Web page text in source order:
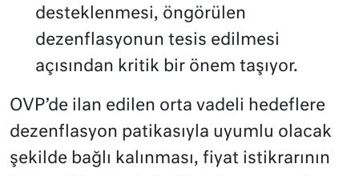
desteklenmesi, öngörülen
dezenflasyonun tesis edilmesi
açısından kritik bir önem taşıyor.
OVP’de ilan edilen orta vadeli hedeflere
dezenflasyon patikasıyla uyumlu olacak
şekilde bağlı kalınması, fiyat istikrarının